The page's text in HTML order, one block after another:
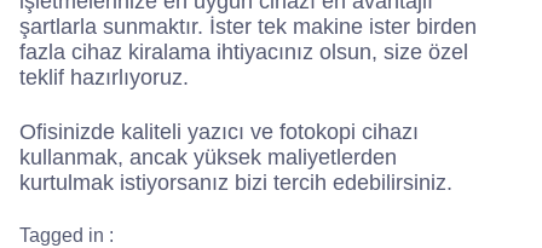
şartlarla sunmaktır. İster tek makine ister birden
fazla cihaz kiralama ihtiyacınız olsun, size özel
teklif hazırlıyoruz.
Ofisinizde kaliteli yazıcı ve fotokopi cihazı
kullanmak, ancak yüksek maliyetlerden
kurtulmak istiyorsanız bizi tercih edebilirsiniz.
Tagged in :